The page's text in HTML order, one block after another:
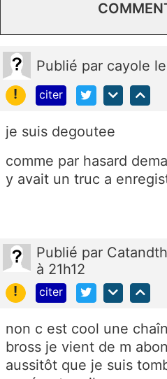
Publié par cayole
!
citer
je suis degoutee
comme par hasard
y avait un truc a
Publié par
à 21h12
!
citer
non c est cool une
bross je vient de m
aussitôt que je suis